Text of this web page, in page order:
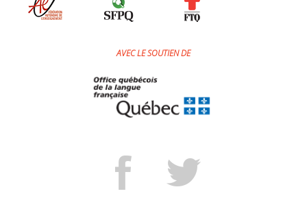
Nos campagnes
AVEC LE SOUTIEN DE